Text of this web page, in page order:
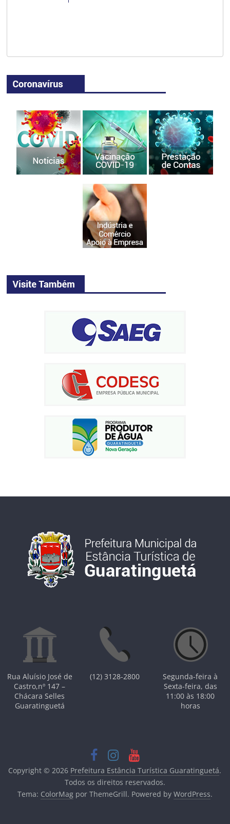
Rua Aluísio José de
Castro,nº 147 –
Chácara Selles
Guaratinguetá
(12) 3128-2800
Segunda-feira à
Sexta-feira, das
11:00 às 18:00
horas
Copyright © 2026 Prefeitura Estância Turística Guaratinguetá.
Todos os direitos reservados.
Tema: ColorMagpor ThemeGrill. Powered by WordPress.